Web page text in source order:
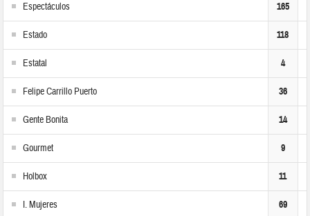
Espectáculos 165
Estado 118
Estatal 4
Felipe Carrillo Puerto 36
Gente Bonita 14
Gourmet 9
Holbox 11
I. Mujeres 69